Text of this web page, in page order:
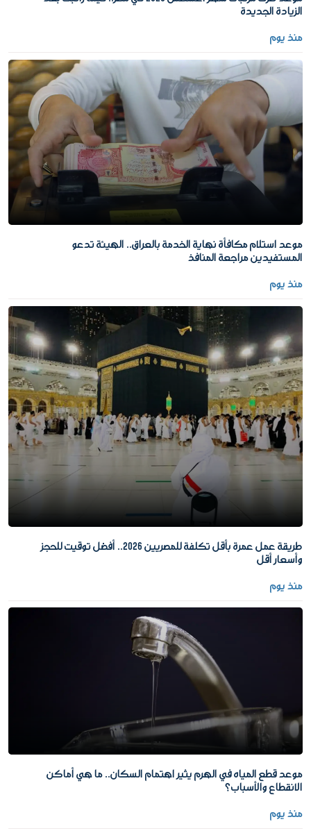
الزيادة الجديدة
منذ يوم
موعد استلام مكافأة نهاية الخدمة بالعراق.. الهيئة تدعو
المستفيدين مراجعة المنافذ
منذ يوم
طريقة عمل عمرة بأقل تكلفة للمصريين 2026.. أفضل توقيت للحجز
وأسعار أقل
منذ يوم
موعد قطع المياه في الهرم يثير اهتمام السكان.. ما هي أماكن
الانقطاع والأسباب؟
منذ يوم